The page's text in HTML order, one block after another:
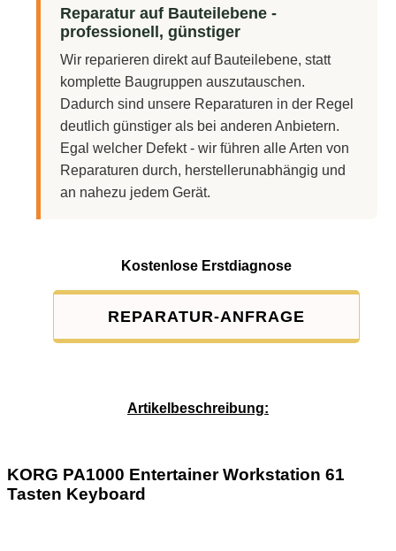
Reparatur auf Bauteilebene -
professionell, günstiger
Wir reparieren direkt auf Bauteilebene, statt
komplette Baugruppen auszutauschen.
Dadurch sind unsere Reparaturen in der Regel
deutlich günstiger als bei anderen Anbietern.
Egal welcher Defekt - wir führen alle Arten von
Reparaturen durch, herstellerunabhängig und
an nahezu jedem Gerät.
Kostenlose Erstdiagnose
REPARATUR-ANFRAGE
Artikelbeschreibung:
KORG PA1000 Entertainer Workstation 61
Tasten Keyboard